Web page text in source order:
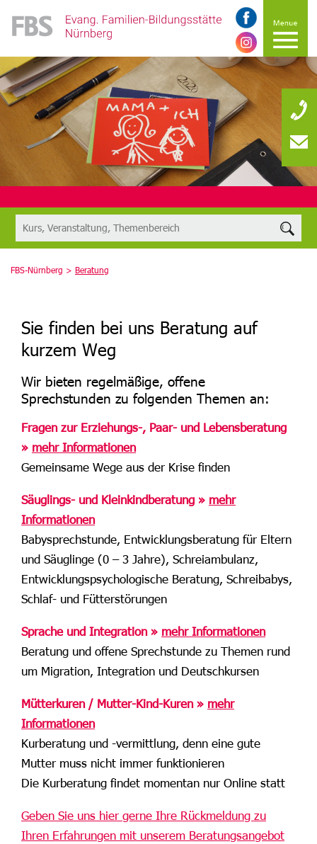
FBS-Nürnberg > Beratung
Sie finden bei uns Beratung auf
kurzem Weg
Wir bieten regelmäßige, offene
Sprechstunden zu folgenden Themen an:
Fragen zur Erziehungs-, Paar- und Lebensberatung
» mehr Informationen
Gemeinsame Wege aus der Krise finden
Säuglings- und Kleinkindberatung » mehr
Informationen
Babysprechstunde, Entwicklungsberatung für Eltern
und Säuglinge (0 – 3 Jahre), Schreiambulanz,
Entwicklungspsychologische Beratung, Schreibabys,
Schlaf- und Fütterstörungen
Sprache und Integration » mehr Informationen
Beratung und offene Sprechstunde zu Themen rund
um Migration, Integration und Deutschkursen
Mütterkuren / Mutter-Kind-Kuren » mehr
Informationen
Kurberatung und -vermittlung, denn eine gute
Mutter muss nicht immer funktionieren
Die Kurberatung findet momentan nur Online statt
Geben Sie uns hier gerne Ihre Rückmeldung zu
Ihren Erfahrungen mit unserem Beratungsangebot